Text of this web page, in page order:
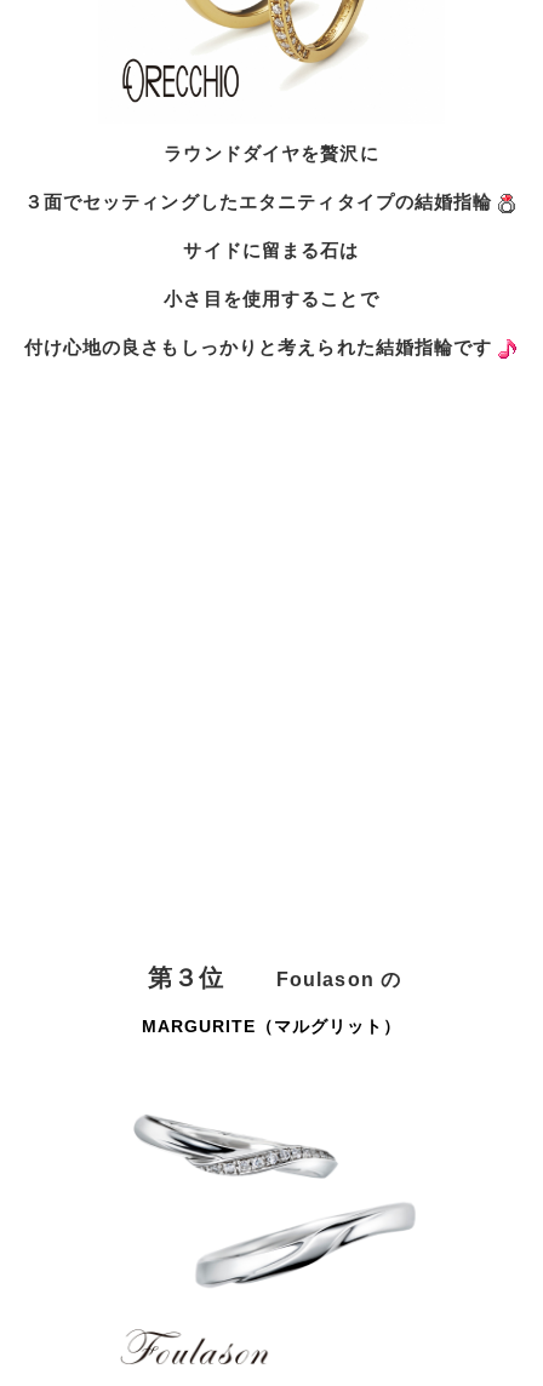
ラウンドダイヤを贅沢に
３面でセッティングしたエタニティタイプの結婚指輪
サイドに留まる石は
小さ目を使用することで
付け心地の良さもしっかりと考えられた結婚指輪です
第３位 Foulason の
MARGURITE（マルグリット）